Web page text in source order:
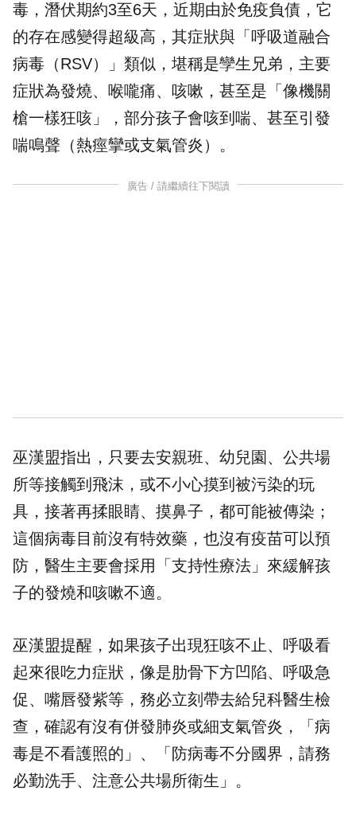
毒，潛伏期約3至6天，近期由於免疫負債，它
的存在感變得超級高，其症狀與「呼吸道融合
病毒（RSV）」類似，堪稱是孿生兄弟，主要
症狀為發燒、喉嚨痛、咳嗽，甚至是「像機關
槍一樣狂咳」，部分孩子會咳到喘、甚至引發
喘鳴聲（熱痙攣或支氣管炎）。
廣告 / 請繼續往下閱讀
巫漢盟指出，只要去安親班、幼兒園、公共場
所等接觸到飛沫，或不小心摸到被污染的玩
具，接著再揉眼睛、摸鼻子，都可能被傳染；
這個病毒目前沒有特效藥，也沒有疫苗可以預
防，醫生主要會採用「支持性療法」來緩解孩
子的發燒和咳嗽不適。
巫漢盟提醒，如果孩子出現狂咳不止、呼吸看
起來很吃力症狀，像是肋骨下方凹陷、呼吸急
促、嘴唇發紫等，務必立刻帶去給兒科醫生檢
查，確認有沒有併發肺炎或細支氣管炎，「病
毒是不看護照的」、「防病毒不分國界，請務
必勤洗手、注意公共場所衛生」。